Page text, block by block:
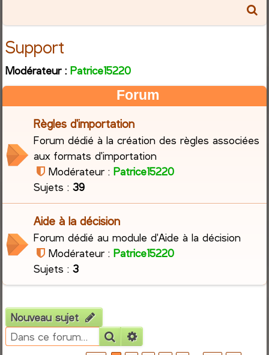
h
e
e
Support
Modérateur : Patrice15220
Forum
Règles d'importation
Forum dédié à la création des règles associées
aux formats d'importation
Modérateur : Patrice15220
Sujets :39
Aide à la décision
Forum dédié au module d'Aide à la décision
Modérateur : Patrice15220
Sujets :3
Nouveau sujet
Rechercher